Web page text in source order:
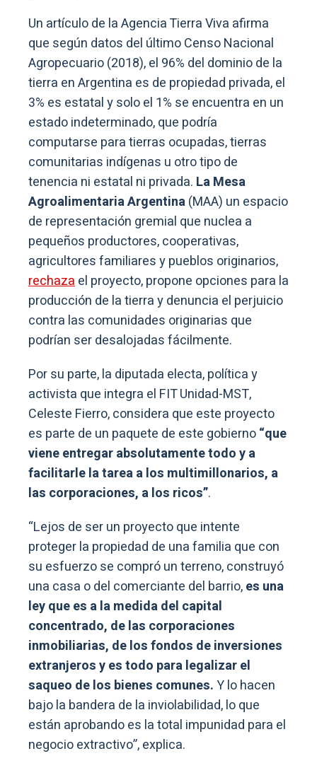
Un artículo de la Agencia Tierra Viva afirma
que según datos del último Censo Nacional
Agropecuario (2018), el 96% del dominio de la
tierra en Argentina es de propiedad privada, el
3% es estatal y solo el 1% se encuentra en un
estado indeterminado, que podría
computarse para tierras ocupadas, tierras
comunitarias indígenas u otro tipo de
tenencia ni estatal ni privada. La Mesa
Agroalimentaria Argentina(MAA) un espacio
de representación gremial que nuclea a
pequeños productores, cooperativas,
agricultores familiares y pueblos originarios,
rechazael proyecto, propone opciones para la
producción de la tierra y denuncia el perjuicio
contra las comunidades originarias que
podrían ser desalojadas fácilmente.
Por su parte, la diputada electa, política y
activista que integra el FIT Unidad-MST,
Celeste Fierro, considera que este proyecto
es parte de un paquete de este gobierno“que
viene entregar absolutamente todo y a
facilitarle la tarea a los multimillonarios, a
las corporaciones, a los ricos”.
“Lejos de ser un proyecto que intente
proteger la propiedad de una familia que con
su esfuerzo se compró un terreno, construyó
una casa o del comerciante del barrio,es una
ley que es a la medida del capital
concentrado, de las corporaciones
inmobiliarias, de los fondos de inversiones
extranjeros y es todo para legalizar el
saqueo de los bienes comunes.Y lo hacen
bajo la bandera de la inviolabilidad, lo que
están aprobando es la total impunidad para el
negocio extractivo”, explica.